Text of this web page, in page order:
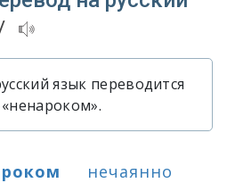
слова
язык переводится
слованечаянно